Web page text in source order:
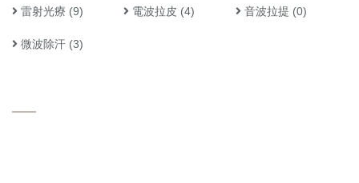
雷射光療 (9) 電波拉皮 (4) 音波拉提 (0)
微波除汗 (3)